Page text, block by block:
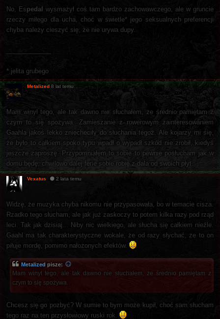
No, Espedal wysmażył coś tam bardzo zachowawczego, ale w gruncie
rzeczy miłego dla ucha, choć w świetle* jego seksualnych preferencji
chyba należy cieszyć się, że nie urywa dupy.
* jelita grubego
Metalized 8 lat temu
Mam winyl tego, ale tak dawno nie słuchałem, że średnio pamiętam z
czym to się spożywa. Zamieszanie z rowerowym zainteresowaniem
Gaahla jakoś lekko zniecheciły do słuchania tegoż. Ale kojarzy mi się,
że było to całkiem spoko typu wpadł o wypadł szkód nie zrobił, kiedyś
jeszcze zaproszę. Przypomniałem to sobie to pewnie posłucham jak w
domu będę, chwilowo dalej ferie sobie robię z dala od swoich płyt.
Vexatus 2 lata temu
Widzę, że muzyka chyba nikomu nie przypasowała, bo w temacie cisza.
Rzadko tego słucham, ale jak już zaskoczy to potem kilka razy pod rząd
leci. Tak jak dzisiaj... Niby nic wielkiego, ale słucha się całkiem nieźle.
Gaahl ma tak charakterystyczne wokale, że od razy słychać, że to on
piłuje mordę, pomimo nałożonych efektów.
Metalized pisze:
Mam winyl tego, ale tak dawno nie słuchałem, że średnio pamiętam z
czym to się spożywa.
Chcesz się go pozbyć? W sumie to bym może kupił, choć sam słucham
tego raz na ten przysłowiowy ruski rok.